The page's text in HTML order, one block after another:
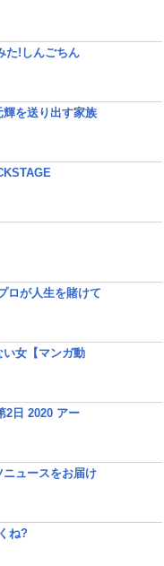
た!しんごちん
輝を送り出す家族
ロが人生を賭けて
い女【マンガ動
2日 2020 アー
ュースをお届け
ね?